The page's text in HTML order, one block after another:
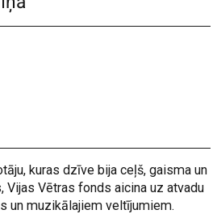
kuras dzīve bija ceļš, gaisma un
Vijas Vētras fonds aicina uz atvadu
un muzikālajiem veltījumiem.